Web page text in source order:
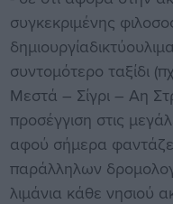
συγκεκριμένης
συντομότερο ταξίδι
Μεστά – Σίγρι – Αη
προσέγγιση στις
αφού σήμερα
παράλληλων
λιμάνια κάθε νησιού